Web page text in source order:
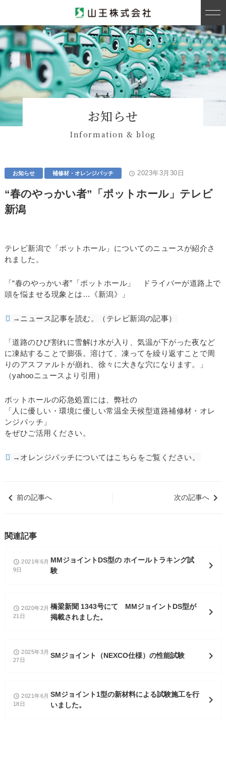
お知らせ
Information & blog
お知らせ 補修材・オレンジパッチ access_time 2023年3月30日
“春のやっかい者”「ポットホール」テレビ
新潟
テレビ新潟で「ポットホール」についてのニュースが紹介さ
れました。
「“春のやっかい者”「ポットホール」 ドライバーが道路上で
頭を悩ませる現象とは…《新潟》」
→ニュース記事を読む。（テレビ新潟の記事）
「道路のひび割れに雪解け水が入り、気温が下がった夜など
に凍結することで膨張。溶けて、凍ってを繰り返すことで周
りのアスファルトが崩れ、徐々に大きな穴になります。」
（yahooニュースより引用）
ポットホールの応急処置には、弊社の
「人に優しい・環境に優しい常温全天候型道路補修材・オレ
ンジパッチ」
をぜひご活用ください。
→オレンジパッチについてはこちらをご覧ください。
keyboard_arrow_left 前の記事へ 次の記事へ keyboard_arrow_right
関連記事
access_time 2021年6月
9日
MMジョイントDS型の ホイールトラキング試
験
chevron_right
access_time 2020年2月
21日
橋梁新聞 1343号にて MMジョイントDS型が
掲載されました。
chevron_right
access_time 2025年3月
27日
SMジョイント（NEXCO仕様）の性能試験 chevron_right
access_time 2021年6月
18日
SMジョイント1型の新材料による試験施工を行
いました。
chevron_right